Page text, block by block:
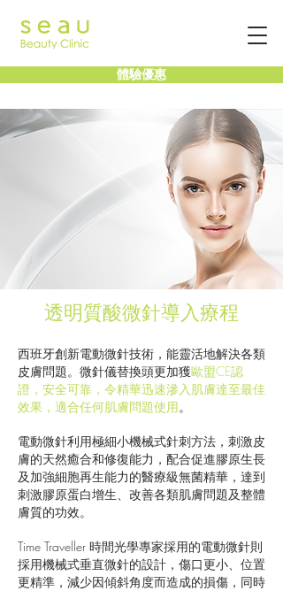
體驗優惠
透明質酸微針導入療程
西班牙創新電動微針技術，能靈活地解決各類
皮膚問題。微針儀替換頭更加獲歐盟CE認
證，安全可靠，令精華迅速滲入肌膚達至最佳
效果，適合任何肌膚問題使用。
電動微針利用極細小機械式針刺方法，刺激皮
膚的天然癒合和修復能力，配合促進膠原生長
及加強細胞再生能力的醫療級無菌精華，達到
刺激膠原蛋白增生、改善各類肌膚問題及整體
膚質的功效。
Time Traveller 時間光學專家採用的電動微針則
採用機械式垂直微針的設計，傷口更小、位置
更精準，減少因傾斜角度而造成的損傷，同時